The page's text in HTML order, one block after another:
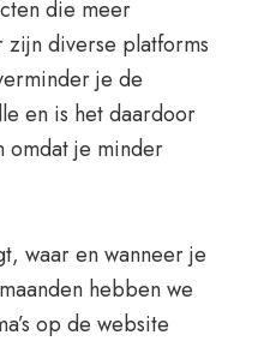
die meer
diverse platforms
je de
en is het daardoor
omdat je minder
waar en wanneer je
hebben we
op de website